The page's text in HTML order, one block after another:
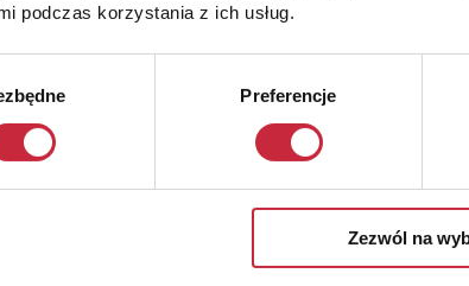
podczas korzystania z ich usług.
Preferencje
Zezwól na